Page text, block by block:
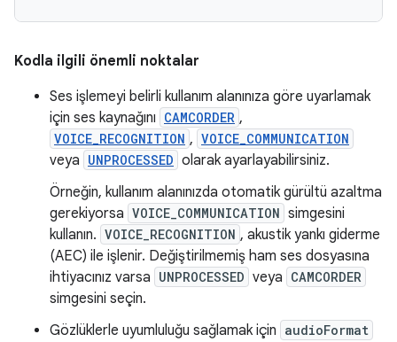
Kodla ilgili önemli noktalar
Ses işlemeyi belirli kullanım alanınıza göre uyarlamak
için ses kaynağını CAMCORDER ,
VOICE_RECOGNITION , VOICE_COMMUNICATION
veya UNPROCESSED olarak ayarlayabilirsiniz.
Örneğin, kullanım alanınızda otomatik gürültü azaltma
gerekiyorsa VOICE_COMMUNICATION simgesini
kullanın. VOICE_RECOGNITION , akustik yankı giderme
(AEC) ile işlenir. Değiştirilmemiş ham ses dosyasına
ihtiyacınız varsa UNPROCESSED veya CAMCORDER
simgesini seçin.
Gözlüklerle uyumluluğu sağlamak için audioFormat